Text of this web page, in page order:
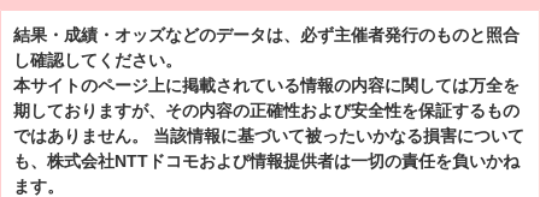
結果・成績・オッズなどのデータは、必ず主催者発行のものと照合
し確認してください。
本サイトのページ上に掲載されている情報の内容に関しては万全を
期しておりますが、その内容の正確性および安全性を保証するもの
ではありません。 当該情報に基づいて被ったいかなる損害について
も、株式会社NTTドコモおよび情報提供者は一切の責任を負いかね
ます。